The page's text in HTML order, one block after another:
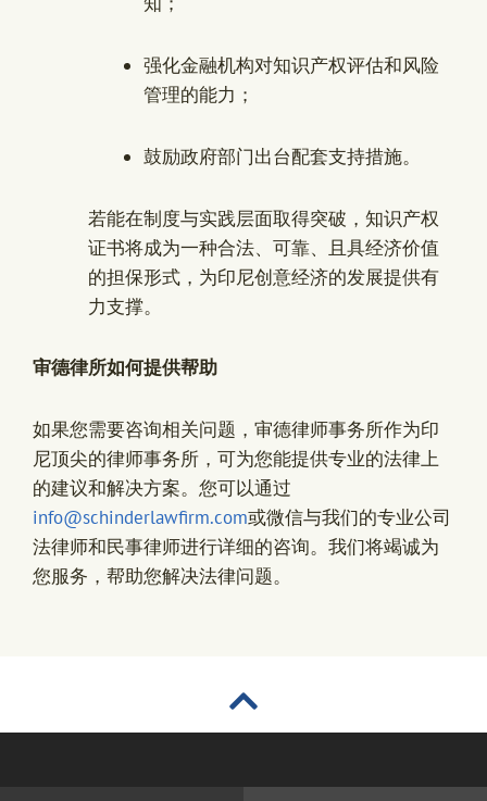
强化金融机构对知识产权评估和风险
管理的能力；
鼓励政府部门出台配套支持措施。
若能在制度与实践层面取得突破，知识产权
证书将成为一种合法、可靠、且具经济价值
的担保形式，为印尼创意经济的发展提供有
力支撑。
审德律所如何提供帮助
如果您需要咨询相关问题，审德律师事务所作为印
尼顶尖的律师事务所，可为您能提供专业的法律上
的建议和解决方案。您可以通过
info@schinderlawfirm.com或微信与我们的专业公司
法律师和民事律师进行详细的咨询。我们将竭诚为
您服务，帮助您解决法律问题。